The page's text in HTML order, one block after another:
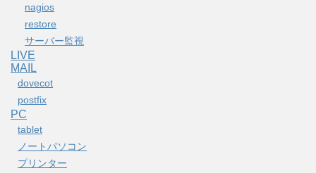
nagios
restore
サーバー監視
LIVE
MAIL
dovecot
postfix
PC
tablet
ノートパソコン
プリンター